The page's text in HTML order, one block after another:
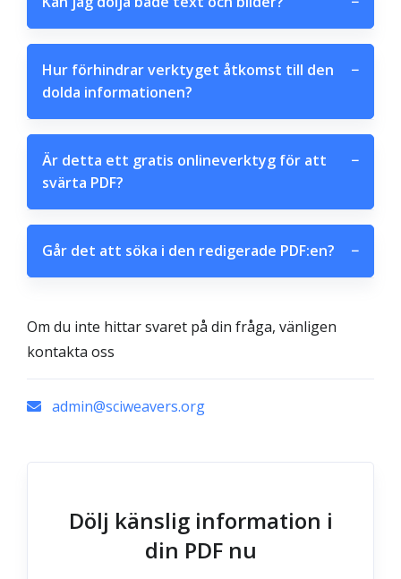
Hur förhindrar verktyget åtkomst till den
dolda informationen?
−
Är detta ett gratis onlineverktyg för att
svärta PDF?
−
Går det att söka i den redigerade PDF:en? −
Om du inte hittar svaret på din fråga, vänligen
kontakta oss
admin@sciweavers.org
Dölj känslig information i
din PDF nu